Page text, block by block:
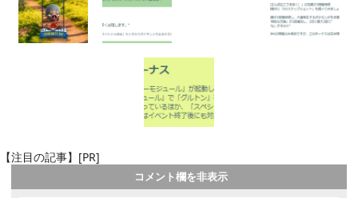
【注目の記事】[PR]
コメント欄を非表示